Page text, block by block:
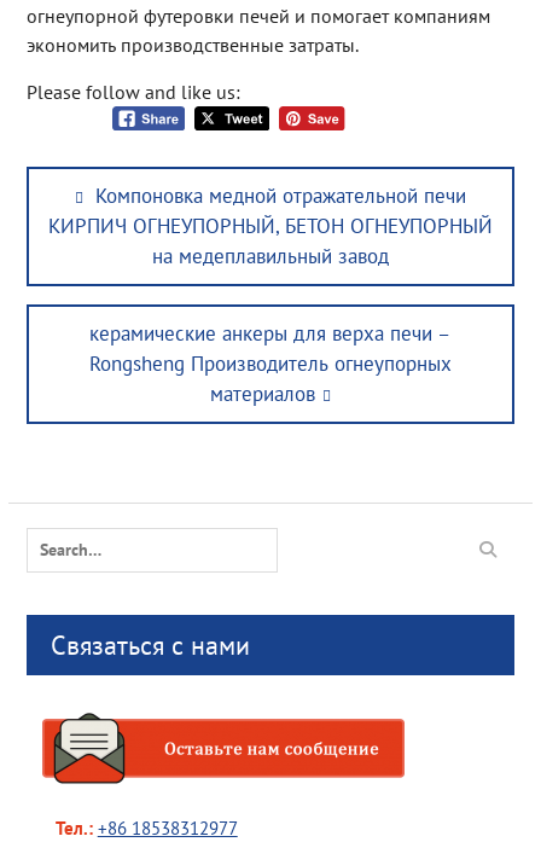
огнеупорной футеровки печей и помогает компаниям
экономить производственные затраты.
Please follow and like us:
Post
navigation
Previous
post:
Компоновка медной отражательной печи
КИРПИЧ ОГНЕУПОРНЫЙ, БЕТОН ОГНЕУПОРНЫЙ
на медеплавильный завод
Next
post:
керамические анкеры для верха печи –
Rongsheng Производитель огнеупорных
материалов
Search
for:
Связаться с нами
Тел.: +86 18538312977